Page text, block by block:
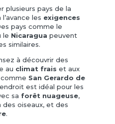
plusieurs pays de la
les exigences
pays comme le
le Nicaragua peuvent
similaires.
à découvrir des
au climat frais et aux
San Gerardo de
est idéal pour les
sa forêt nuageuse,
des oiseaux, et des
.